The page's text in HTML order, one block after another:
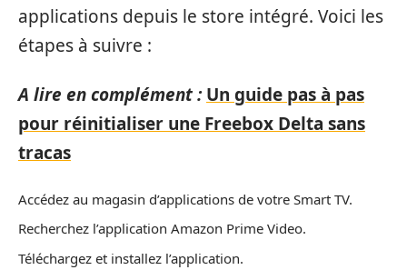
applications depuis le store intégré. Voici les
étapes à suivre :
A lire en complément : Un guide pas à pas
pour réinitialiser une Freebox Delta sans
tracas
Accédez au magasin d’applications de votre Smart TV.
Recherchez l’application Amazon Prime Video.
Téléchargez et installez l’application.